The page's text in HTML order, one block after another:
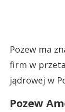
Pozew ma
firm w
jądrowej w
Pozew